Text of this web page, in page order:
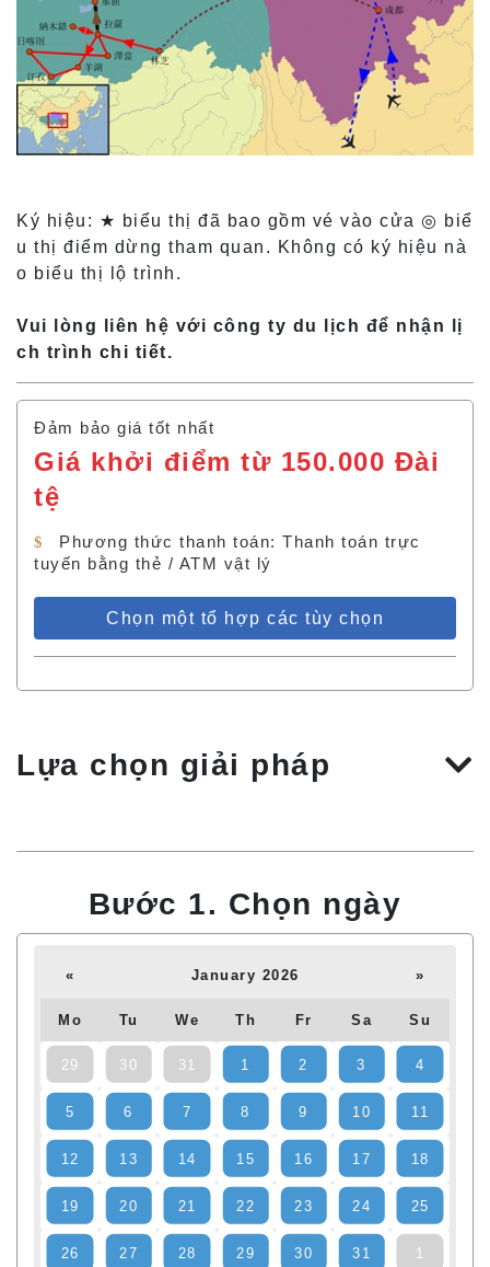
Ký hiệu: ★ biểu thị đã bao gồm vé vào cửa ◎ biể
u thị điểm dừng tham quan. Không có ký hiệu nà
o biểu thị lộ trình.
Vui lòng liên hệ với công ty du lịch để nhận lị
ch trình chi tiết.
Đảm bảo giá tốt nhất
Giá khởi điểm từ 150.000 Đài
tệ
Phương thức thanh toán: Thanh toán trực
tuyến bằng thẻ / ATM vật lý
Chọn một tổ hợp các tùy chọn
Lựa chọn giải pháp
Bước 1. Chọn ngày
« January 2026 »
Mo Tu We Th Fr Sa Su
29 30 31 1 2 3 4
5 6 7 8 9 10 11
12 13 14 15 16 17 18
19 20 21 22 23 24 25
26 27 28 29 30 31 1